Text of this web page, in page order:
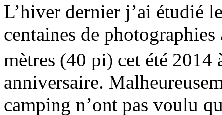
L’hiver dernier j’ai étudié
centaines de
mètres (40 pi) cet été 2014
anniversaire.
camping n’ont pas voulu